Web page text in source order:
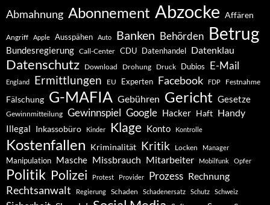
Abmahnung Abonnement Abzocke Affären
Angriff Apple Ausspähen Auto Banken Behörden Betrug
Bundesregierung Call-Center CDU Datenhandel Datenklau
Datenschutz Download Drohung Druck Dubios E-Mail
England Ermittlungen EU Experten Facebook FDP Festnahme
Fälschung G-MAFIA Gebühren Gericht Gesetze
Gewinnmitteilung Gewinnspiel Google Hacker Haft Handy
Illegal Inkassobüro Kinder Klage Konto Kontrolle
Kostenfallen Kriminalität Kritik Locken Manager
Manipulation Masche Missbrauch Mitarbeiter Mobilfunk Opfer
Politik Polizei Protest Provider Prozess Rechnung
Rechtsanwalt Regierung Schaden Schadenersatz Schutz Schweiz